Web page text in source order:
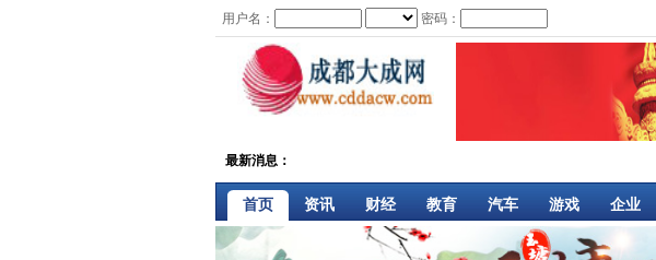
用户名： 密码：
最新消息：
首页 资讯 财经 教育 汽车 游戏 企业